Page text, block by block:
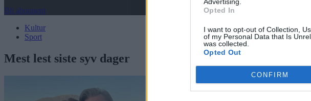
Opted In
I want to opt-out of Collection,
of my Personal Data that Is
was collected.
Opted Out
CONFIRM
Bli abonnent
Kultur
Sport
Mest lest siste syv dager